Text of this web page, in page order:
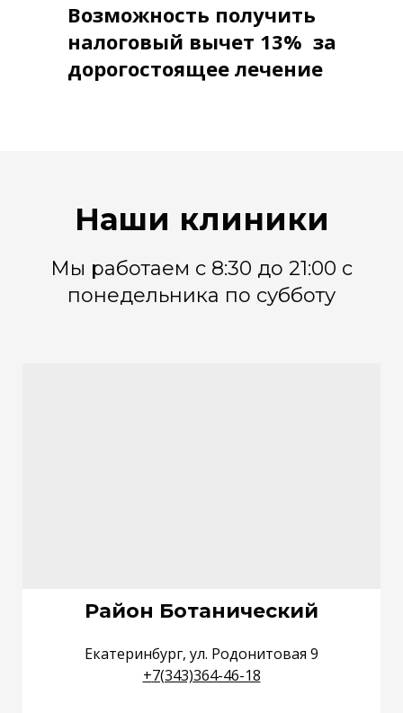
Возможность получить
налоговый вычет 13% за
дорогостоящее лечение
Наши клиники
Мы работаем с 8:30 до 21:00 с
понедельника по субботу
Район Ботанический
Екатеринбург, ул. Родонитовая 9
+7(343)364-46-18